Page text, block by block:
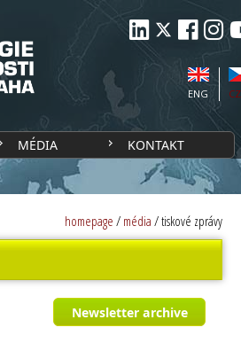
ENG
MÉDIA KONTAKT
homepage/média/tiskové zprávy
Newsletter archive